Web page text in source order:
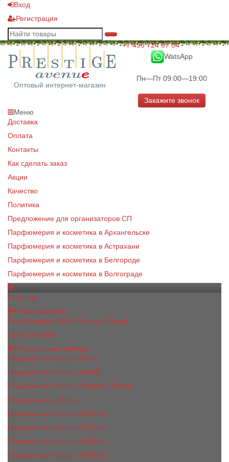
Вход
Регистрация
Оптовый интернет-магазин
+7 495 724 97 04
WatsApp
Пн—Пт 09:00—19:00
Закажите звонок
Меню
Доставка
Оплата
Контакты
Как сделать заказ
Акции
Качество
Политика
Предложение для организаторов СП
Парфюмерия и косметика в Архангельске
Парфюмерия и косметика в Астрахани
Парфюмерия и косметика в Белгороде
Парфюмерия и косметика в Волгограде
Новинки
Парфюмерия
Парфюмерия BEA'S Beauty & Scent
Luxe collection
Подарочные наборы
Подарочные наборы Bea's
Подарочные наборы 4х5ml
Подарочные наборы Victoria's Secret
Подарочные наборы
Подарочные наборы 2x15 мл
Подарочные наборы 3х15 мл
Подарочные наборы 3x50 мл
Подарочные наборы 3x20 мл